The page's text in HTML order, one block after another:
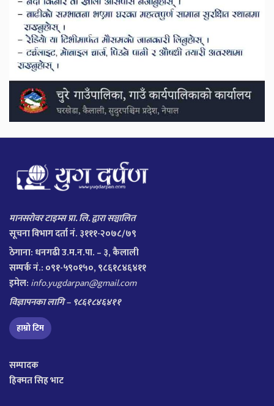
मानसरोवर टाइम्स प्रा. लि. द्वारा सञ्चालित
सूचना विभाग दर्ता नं. ३१११-२०७८/७९
ठेगाना: धनगढी उ.म.न.पा. – ३, कैलाली
सम्पर्क नं.: ०९१-५९०१५०, ९८६१८४६४११
इमेल: info.yugdarpan@gmail.com
विज्ञापनका लागि – ९८६१८४६४११
हाम्रो टिम
सम्पादक
हिक्मत सिह भाट